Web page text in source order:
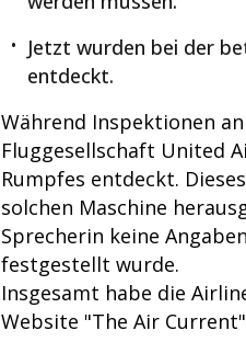
Jetzt wurden bei der
entdeckt.
Während Inspektionen
Fluggesellschaft United
Rumpfes entdeckt.
solchen Maschine
Sprecherin keine
festgestellt wurde.
Insgesamt habe die
Website "The Air